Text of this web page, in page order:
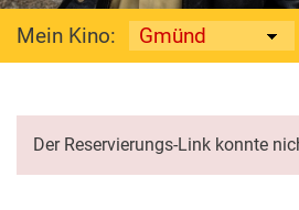
Mein Kino:
Der Reservierungs-Link konnte